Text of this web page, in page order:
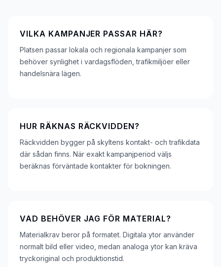
VILKA KAMPANJER PASSAR HÄR?
Platsen passar lokala och regionala kampanjer som
behöver synlighet i vardagsflöden, trafikmiljöer eller
handelsnära lägen.
HUR RÄKNAS RÄCKVIDDEN?
Räckvidden bygger på skyltens kontakt- och trafikdata
där sådan finns. När exakt kampanjperiod väljs
beräknas förväntade kontakter för bokningen.
VAD BEHÖVER JAG FÖR MATERIAL?
Materialkrav beror på formatet. Digitala ytor använder
normalt bild eller video, medan analoga ytor kan kräva
tryckoriginal och produktionstid.